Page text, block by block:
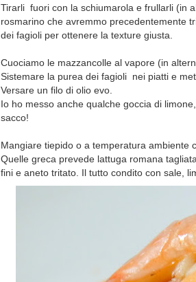
Tirarli fuori con la schiumarola e frullarli (in
rosmarino che avremmo precedentemente
dei fagioli per ottenere la texture giusta.
Cuociamo le mazzancolle al vapore (in
Sistemare la purea dei fagioli nei piatti e
Versare un filo di olio evo.
Io ho messo anche qualche goccia di
sacco!
Mangiare tiepido o a temperatura ambiente
Quelle greca prevede lattuga romana
fini e aneto tritato. Il tutto condito con sale,